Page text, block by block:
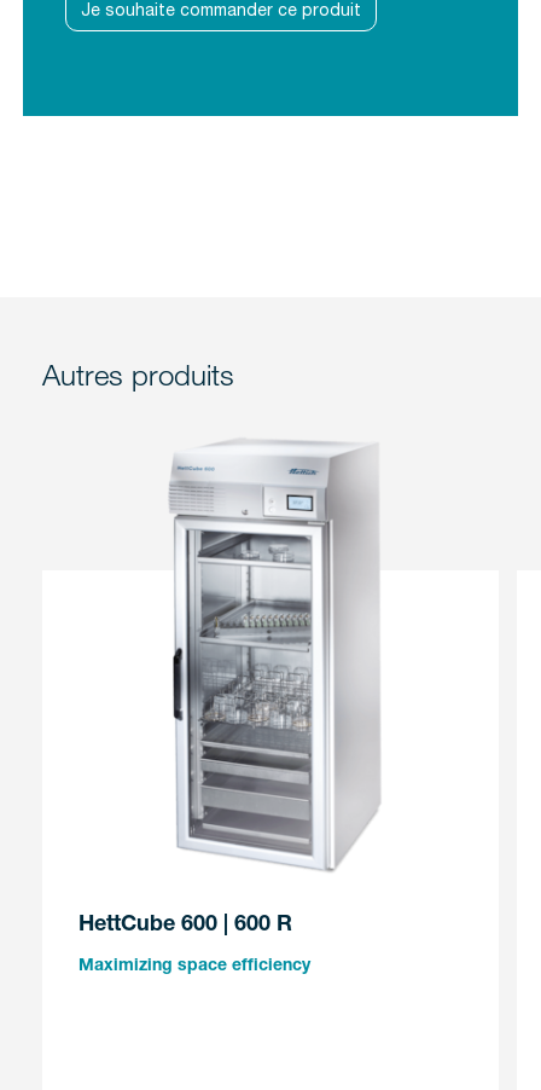
Je souhaite commander ce produit
Autres produits
HettCube 600 | 600 R
Maximizing space efficiency